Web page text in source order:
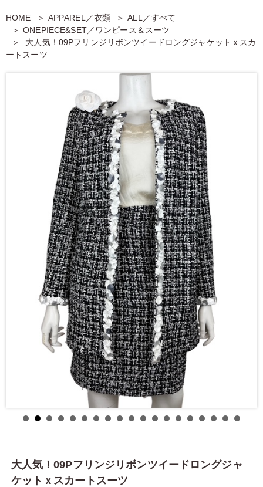
HOME APPAREL／衣類
ALL／すべて
ONEPIECE&SET／ワンピース＆スーツ
大人気！09Pフリンジリボンツイードロングジャケットｘスカ
ートスーツ
大人気！09Pフリンジリボンツイードロングジャ
ケットｘスカートスーツ